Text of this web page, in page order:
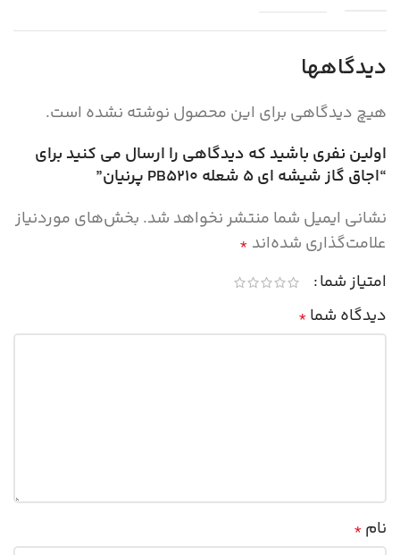
دیدگاهها
هیچ دیدگاهی برای این محصول نوشته نشده است.
اولین نفری باشید که دیدگاهی را ارسال می کنید برای
“اجاق گاز شیشه ای 5 شعله PB5210 پرنیان”
نشانی ایمیل شما منتشر نخواهد شد. بخش‌های موردنیاز
علامت‌گذاری شده‌اند *
امتیاز شما
دیدگاه شما *
نام *